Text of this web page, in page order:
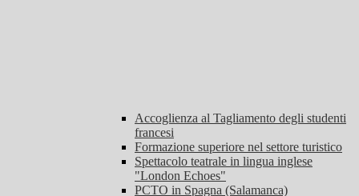
Accoglienza al Tagliamento degli studenti
francesi
Formazione superiore nel settore turistico
Spettacolo teatrale in lingua inglese
"London Echoes"
PCTO in Spagna (Salamanca)